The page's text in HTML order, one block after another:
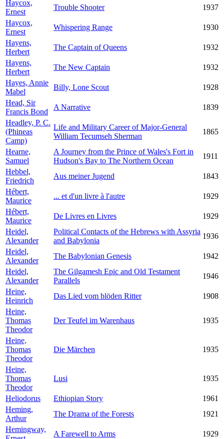
Haycox,
Ernest
Trouble Shooter
1937
Haycox,
Ernest
Whispering Range
1930
Hayens,
Herbert
The Captain of Queens
1932
Hayens,
Herbert
The New Captain
1932
Hayes, Annie
Mabel
Billy, Lone Scout
1928
Head, Sir
Francis Bond
A Narrative
1839
Headley, P. C.
(Phineas
Camp)
Life and Military Career of Major-General
William Tecumseh Sherman
1865
Hearne,
Samuel
A Journey from the Prince of Wales's Fort in
Hudson's Bay to The Northern Ocean
1911
Hebbel,
Friedrich
Aus meiner Jugend
1843
Hébert,
Maurice
... et d'un livre à l'autre
1929
Hébert,
Maurice
De Livres en Livres
1929
Heidel,
Alexander
Political Contacts of the Hebrews with Assyria
and Babylonia
1936
Heidel,
Alexander
The Babylonian Genesis
1942
Heidel,
Alexander
The Gilgamesh Epic and Old Testament
Parallels
1946
Heine,
Heinrich
Das Lied vom blöden Ritter
1908
Heine,
Thomas
Theodor
Der Teufel im Warenhaus 1935
Heine,
Thomas
Theodor
Die Märchen 1935
Heine,
Thomas
Theodor
Lusi 1935
Heliodorus Ethiopian Story
1961
Heming,
Arthur
The Drama of the Forests
1921
Hemingway,
A Farewell to Arms
1929